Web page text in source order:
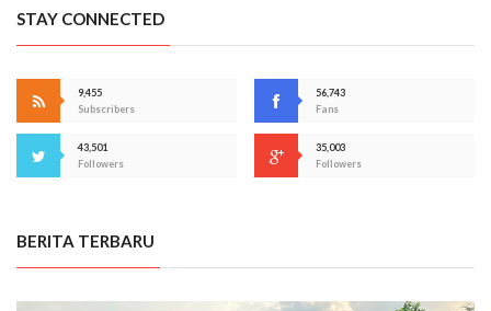
STAY CONNECTED
9,455
Subscribers
56,743
Fans
43,501
Followers
35,003
Followers
BERITA TERBARU